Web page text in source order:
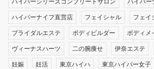
ハイパーナイフ直営店 フェイシャル フェイ
ブライダルエステ ボディビルダー ボディメ
ヴィーナスハーツ 二の腕痩せ 伊奈エステ
妊娠 妊活 東京ハイハ 東京ハイパー女子